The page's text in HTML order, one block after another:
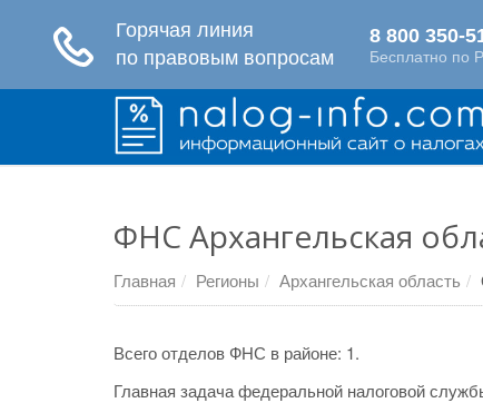
ФНС Архангельская
Главная Регионы Архангельская область
Всего отделов ФНС в районе: 1.
Главная задача федеральной налоговой